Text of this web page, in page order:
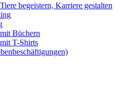
begeistern, Karriere gestalten
Büchern
T-Shirts